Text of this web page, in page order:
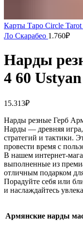
Карты Таро Circle
Ло Скарабео 1.760₽
Нарды
4 60 Ustyan
15.313₽
Нарды резные Герб
Нарды — древняя игра,
стратегий и тактики.
провести время с
В нашем интернет-
выполненные из
отличным подарком
Порадуйте себя или
и наслаждайтесь
Армянские нарды